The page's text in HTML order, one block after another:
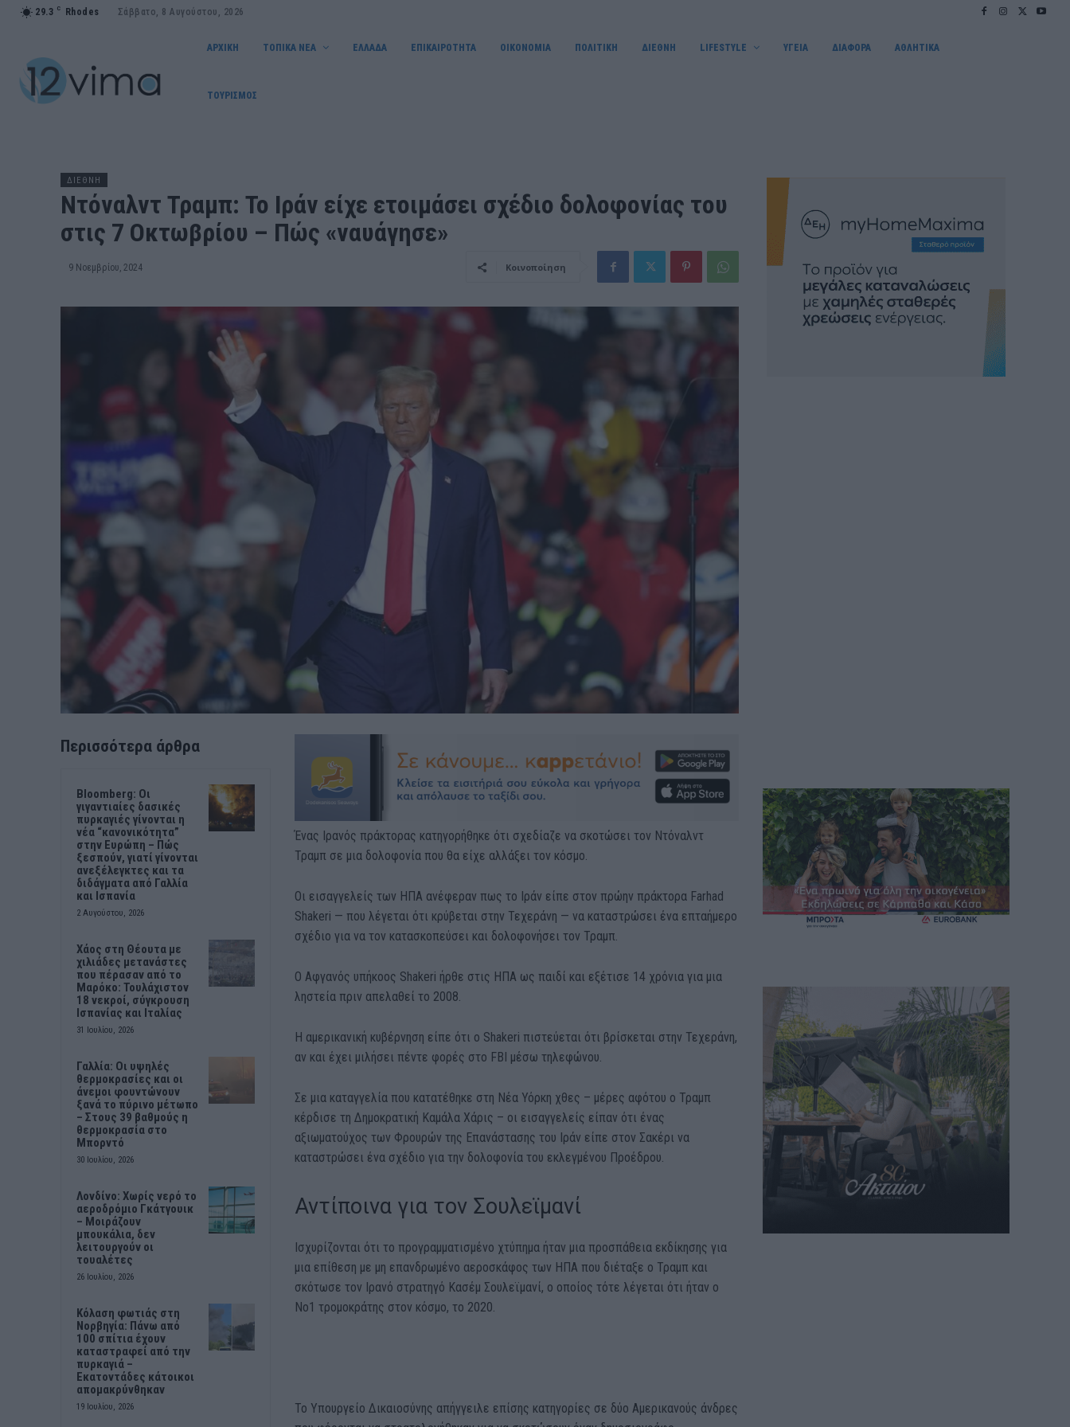
29.3 C Rhodes Σάββατο, 8 Αυγούστου, 2026
ΑΡΧΙΚΗ ΤΟΠΙΚΑ ΝΕΑ ΕΛΛΑΔΑ ΕΠΙΚΑΙΡΟΤΗΤΑ OIKONOMIA ΠΟΛΙΤΙΚΗ ΔΙΕΘΝΗ LIFESTYLE ΥΓΕΙΑ ΔΙΑΦΟΡΑ ΑΘΛΗΤΙΚΑ
ΤΟΥΡΙΣΜΟΣ
ΔΙΕΘΝΗ
Ντόναλντ Τραμπ: Το Ιράν είχε ετοιμάσει σχέδιο δολοφονίας του
στις 7 Οκτωβρίου – Πώς «ναυάγησε»
9 Νοεμβρίου, 2024 Κοινοποίηση
Περισσότερα άρθρα
Bloomberg: Οι
γιγαντιαίες δασικές
πυρκαγιές γίνονται η
νέα “κανονικότητα”
στην Ευρώπη – Πώς
ξεσπούν, γιατί γίνονται
ανεξέλεγκτες και τα
διδάγματα από Γαλλία
και Ισπανία
2 Αυγούστου, 2026
Χάος στη Θέουτα με
χιλιάδες μετανάστες
που πέρασαν από το
Μαρόκο: Τουλάχιστον
18 νεκροί, σύγκρουση
Ισπανίας και Ιταλίας
31 Ιουλίου, 2026
Γαλλία: Οι υψηλές
θερμοκρασίες και οι
άνεμοι φουντώνουν
ξανά το πύρινο μέτωπο
– Στους 39 βαθμούς η
θερμοκρασία στο
Μπορντό
30 Ιουλίου, 2026
Λονδίνο: Χωρίς νερό το
αεροδρόμιο Γκάτγουικ
– Μοιράζουν
μπουκάλια, δεν
λειτουργούν οι
τουαλέτες
26 Ιουλίου, 2026
Κόλαση φωτιάς στη
Νορβηγία: Πάνω από
100 σπίτια έχουν
καταστραφεί από την
πυρκαγιά –
Εκατοντάδες κάτοικοι
απομακρύνθηκαν
19 Ιουλίου, 2026
Ένας Ιρανός πράκτορας κατηγορήθηκε ότι σχεδίαζε να σκοτώσει τον Ντόναλντ
Τραμπ σε μια δολοφονία που θα είχε αλλάξει τον κόσμο.
Οι εισαγγελείς των ΗΠΑ ανέφεραν πως το Ιράν είπε στον πρώην πράκτορα Farhad
Shakeri — που λέγεται ότι κρύβεται στην Τεχεράνη — να καταστρώσει ένα επταήμερο
σχέδιο για να τον κατασκοπεύσει και δολοφονήσει τον Τραμπ.
Ο Αφγανός υπήκοος Shakeri ήρθε στις ΗΠΑ ως παιδί και εξέτισε 14 χρόνια για μια
ληστεία πριν απελαθεί το 2008.
Η αμερικανική κυβέρνηση είπε ότι ο Shakeri πιστεύεται ότι βρίσκεται στην Τεχεράνη,
αν και έχει μιλήσει πέντε φορές στο FBI μέσω τηλεφώνου.
Σε μια καταγγελία που κατατέθηκε στη Νέα Υόρκη χθες – μέρες αφότου ο Τραμπ
κέρδισε τη Δημοκρατική Καμάλα Χάρις – οι εισαγγελείς είπαν ότι ένας
αξιωματούχος των Φρουρών της Επανάστασης του Ιράν είπε στον Σακέρι να
καταστρώσει ένα σχέδιο για την δολοφονία του εκλεγμένου Προέδρου.
Αντίποινα για τον Σουλεϊμανί
Ισχυρίζονται ότι το προγραμματισμένο χτύπημα ήταν μια προσπάθεια εκδίκησης για
μια επίθεση με μη επανδρωμένο αεροσκάφος των ΗΠΑ που διέταξε ο Τραμπ και
σκότωσε τον Ιρανό στρατηγό Κασέμ Σουλεϊμανί, ο οποίος τότε λέγεται ότι ήταν ο
Νο1 τρομοκράτης στον κόσμο, το 2020.
Το Υπουργείο Δικαιοσύνης απήγγειλε επίσης κατηγορίες σε δύο Αμερικανούς άνδρες